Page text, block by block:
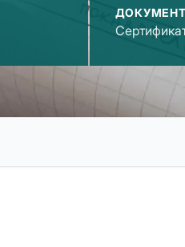
ДОКУМЕНТ